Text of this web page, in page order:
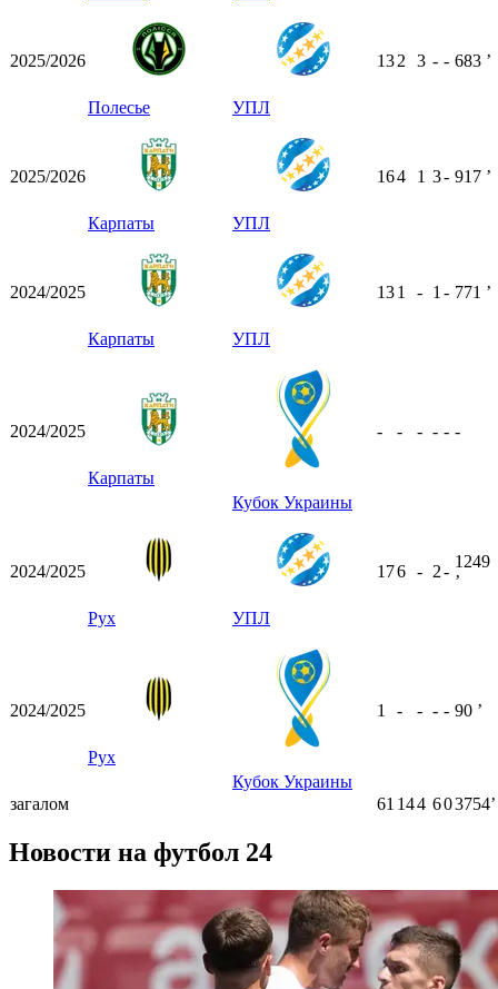
2025/2026
Полесье УПЛ
132 3 - - 683 ʼ
2025/2026
Карпаты УПЛ
164 1 3- 917 ʼ
2024/2025
Карпаты УПЛ
131 - 1 - 771 ʼ
2024/2025
Карпаты
Кубок Украины
- - - - - -
2024/2025
Рух УПЛ
176 - 2-
1249
ʼ
2024/2025
Рух
Кубок Украины
1 - - - - 90 ʼ
загалом 61 144 603754ʼ
Новости на футбол 24